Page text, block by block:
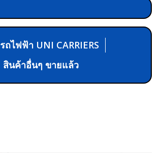
รถไฟฟ้า UNI CARRIERS
สินค้าอื่นๆ ขายแล้ว